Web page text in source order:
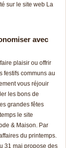
sur le site web La
avec
plaisir ou offrir
festifs communs au
vous réjouir
les bons de
grandes fêtes
le site
& Maison. Par
du printemps.
31 mai propose des